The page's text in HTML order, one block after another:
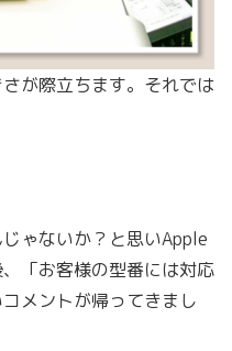
が際立ちます。それでは
ゃないか？と思いApple
「お客様の型番には対応
メントが帰ってきまし